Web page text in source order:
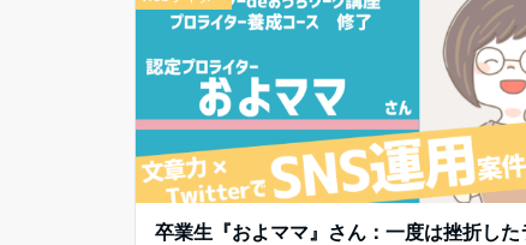
卒業生『およママ』さん：一度は挫折した